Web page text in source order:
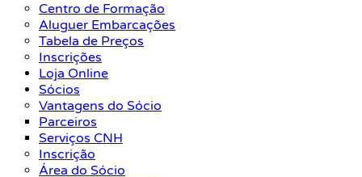
Centro de Formação
Aluguer Embarcações
Tabela de Preços
Inscrições
Loja Online
Sócios
Vantagens do Sócio
Parceiros
Serviços CNH
Inscrição
Área do Sócio